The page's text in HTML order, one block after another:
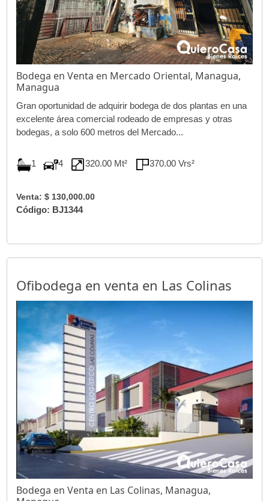
Bodega en Venta en Mercado Oriental, Managua,
Managua
Gran oportunidad de adquirir bodega de dos plantas en una
excelente área comercial rodeado de empresas y otras
bodegas, a solo 600 metros del Mercado...
1 4 320.00 Mt² 370.00 Vrs²
Venta: $ 130,000.00
Código: BJ1344
Ofibodega en venta en Las Colinas
Bodega en Venta en Las Colinas, Managua,